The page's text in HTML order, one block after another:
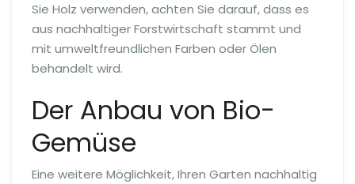
Sie Holz verwenden, achten Sie darauf, dass es
aus nachhaltiger Forstwirtschaft stammt und
mit umweltfreundlichen Farben oder Ölen
behandelt wird.
Der Anbau von Bio-
Gemüse
Eine weitere Möglichkeit, Ihren Garten nachhaltig